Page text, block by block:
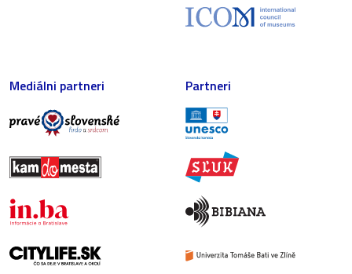
Mediálni partneri Partneri